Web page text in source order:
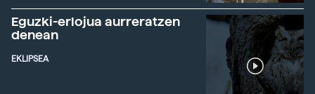
Eguzki-erlojua aurreratzen
denean
EKLIPSEA